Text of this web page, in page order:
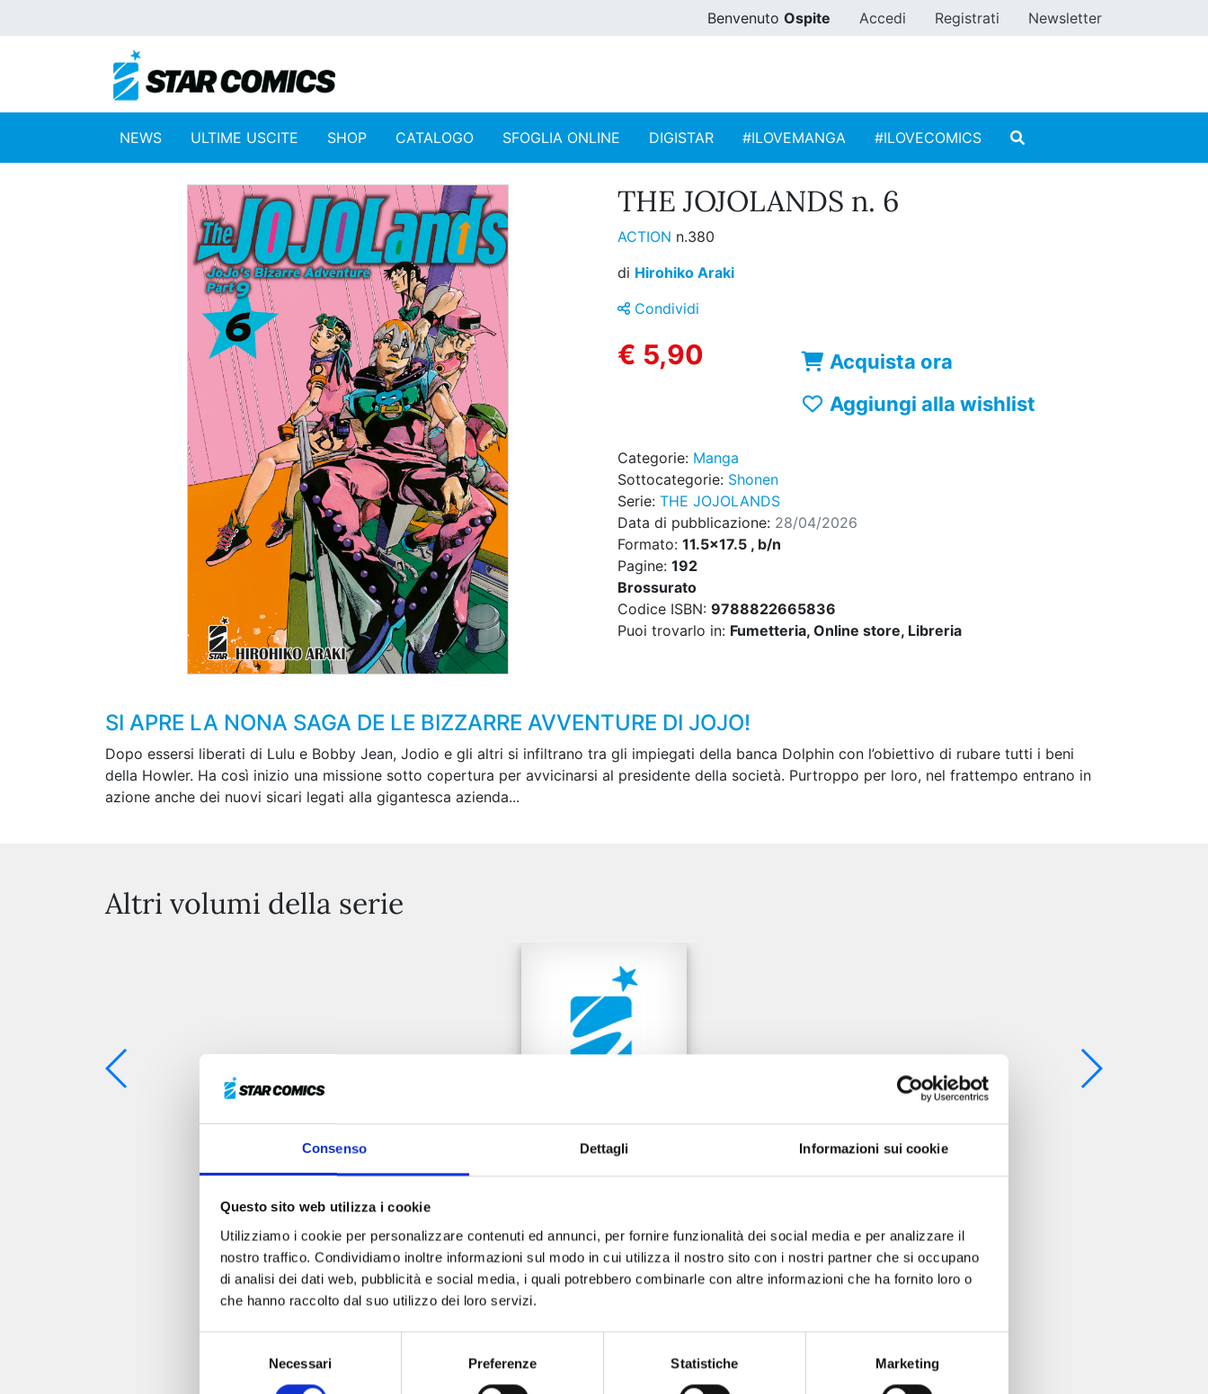
Consenso Dettagli Informazioni sui cookie
Questo sito web utilizza i cookie
Utilizziamo i cookie per personalizzare contenuti ed annunci, per fornire funzionalità dei social media e per analizzare il
nostro traffico. Condividiamo inoltre informazioni sul modo in cui utilizza il nostro sito con i nostri partner che si occupano
di analisi dei dati web, pubblicità e social media, i quali potrebbero combinarle con altre informazioni che ha fornito loro o
che hanno raccolto dal suo utilizzo dei loro servizi.
Necessari Preferenze Statistiche Marketing
Benvenuto Ospite Accedi Registrati Newsletter
NEWS ULTIME USCITE SHOP CATALOGO SFOGLIA ONLINE DIGISTAR #ILOVEMANGA #ILOVECOMICS
THE JOJOLANDS n. 6
ACTION n.380
di Hirohiko Araki
Condividi
€ 5,90
Acquista ora
Aggiungi alla wishlist
Categorie: Manga
Sottocategorie: Shonen
Serie: THE JOJOLANDS
Data di pubblicazione: 28/04/2026
Formato: 11.5x17.5 , b/n
Pagine: 192
Brossurato
Codice ISBN: 9788822665836
Puoi trovarlo in: Fumetteria, Online store, Libreria
SI APRE LA NONA SAGA DE LE BIZZARRE AVVENTURE DI JOJO!
Dopo essersi liberati di Lulu e Bobby Jean, Jodio e gli altri si infiltrano tra gli impiegati della banca Dolphin con l’obiettivo di rubare tutti i beni
della Howler. Ha così inizio una missione sotto copertura per avvicinarsi al presidente della società. Purtroppo per loro, nel frattempo entrano in
azione anche dei nuovi sicari legati alla gigantesca azienda...
Altri volumi della serie
20/10/2026